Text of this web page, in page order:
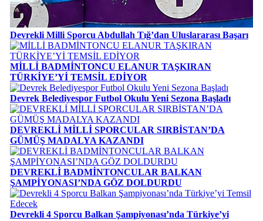
Devrekli Milli Sporcu Abdullah Tığ’dan Uluslararası Başarı
MİLLİ BADMİNTONCU ELANUR TAŞKIRAN
TÜRKİYE’Yİ TEMSİL EDİYOR
Devrek Belediyespor Futbol Okulu Yeni Sezona Başladı
DEVREKLİ MİLLİ SPORCULAR SIRBİSTAN’DA
GÜMÜŞ MADALYA KAZANDI
DEVREKLİ BADMİNTONCULAR BALKAN
ŞAMPİYONASI’NDA GÖZ DOLDURDU
Devrekli 4 Sporcu Balkan Şampiyonası’nda Türkiye’yi